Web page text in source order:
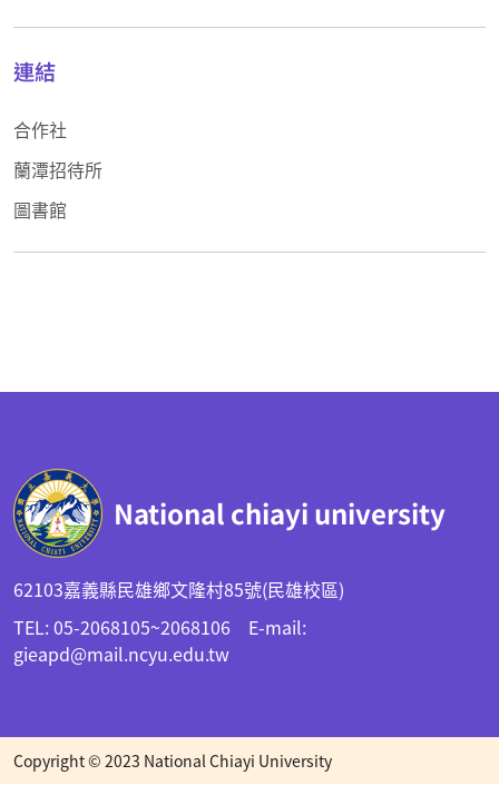
連結
合作社
蘭潭招待所
圖書館
National chiayi university
62103嘉義縣民雄鄉文隆村85號(民雄校區)
TEL: 05-2068105~2068106 E-mail:
gieapd@mail.ncyu.edu.tw
Copyright © 2023 National Chiayi University